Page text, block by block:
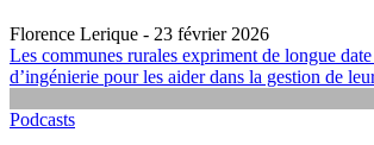
Florence Lerique - 23 février 2026
Les communes rurales expriment de longue
d’ingénierie pour les aider dans la gestion de
Podcasts